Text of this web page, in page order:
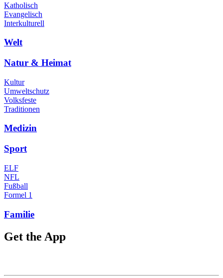
Katholisch
Evangelisch
Interkulturell
Welt
Natur & Heimat
Kultur
Umweltschutz
Volksfeste
Traditionen
Medizin
Sport
ELF
NFL
Fußball
Formel 1
Familie
Get the App